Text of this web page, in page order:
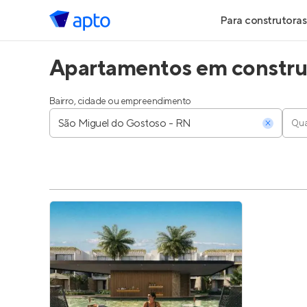
Para construtoras
Geração de
Geração de
Parcerias
Anunciar
Entrar no
Apartamentos em
Bairro, cidade ou empreendimento